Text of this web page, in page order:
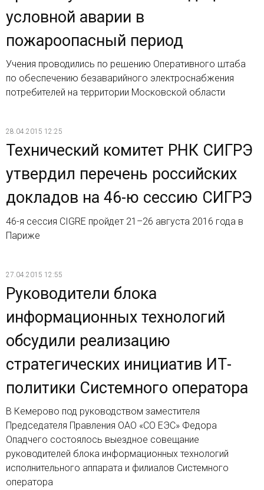
условной аварии в
пожароопасный период
Учения проводились по решению Оперативного штаба
по обеспечению безаварийного электроснабжения
потребителей на территории Московской области
28.04.2015 12:25
Технический комитет РНК СИГРЭ
утвердил перечень российских
докладов на 46-ю сессию СИГРЭ
46-я сессия CIGRE пройдет 21–26 августа 2016 года в
Париже
27.04.2015 12:55
Руководители блока
информационных технологий
обсудили реализацию
стратегических инициатив ИТ-
политики Системного оператора
В Кемерово под руководством заместителя
Председателя Правления ОАО «СО ЕЭС» Федора
Опадчего состоялось выездное совещание
руководителей блока информационных технологий
исполнительного аппарата и филиалов Системного
оператора